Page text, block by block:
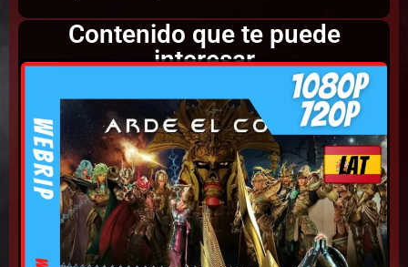
Contenido que te puede
interesar